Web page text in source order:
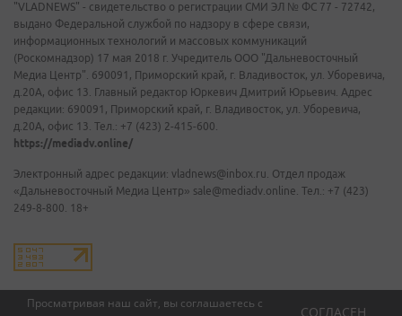
Просматривая наш сайт, вы соглашаетесь с
СОГЛАСЕН
"VLADNEWS" - свидетельство о регистрации СМИ ЭЛ № ФС 77 - 72742,
выдано Федеральной службой по надзору в сфере связи,
информационных технологий и массовых коммуникаций
(Роскомнадзор) 17 мая 2018 г. Учредитель ООО "Дальневосточный
Медиа Центр". 690091, Приморский край, г. Владивосток, ул. Уборевича,
д.20А, офис 13. Главный редактор Юркевич Дмитрий Юрьевич. Адрес
редакции: 690091, Приморский край, г. Владивосток, ул. Уборевича,
д.20А, офис 13. Тел.: +7 (423) 2-415-600.
https://mediadv.online/
Электронный адрес редакции: vladnews@inbox.ru. Отдел продаж
«Дальневосточный Медиа Центр» sale@mediadv.online. Тел.: +7 (423)
249-8-800. 18+